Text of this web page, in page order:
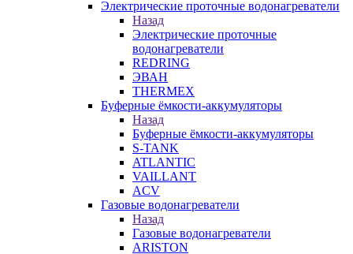
Электрические проточные водонагреватели
Назад
Электрические проточные
водонагреватели
REDRING
ЭВАН
THERMEX
Буферные ёмкости-аккумуляторы
Назад
Буферные ёмкости-аккумуляторы
S-TANK
ATLANTIC
VAILLANT
ACV
Газовые водонагреватели
Назад
Газовые водонагреватели
ARISTON